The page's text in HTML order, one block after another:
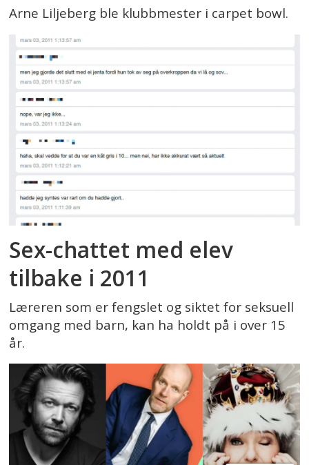
Arne Liljeberg ble klubbmester i carpet bowl.
Sex-chattet med elev
tilbake i 2011
Læreren som er fengslet og siktet for seksuell
omgang med barn, kan ha holdt på i over 15
år.